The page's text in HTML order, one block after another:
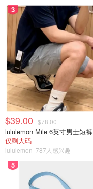
3
$39.00 $78.00
lululemon Mile 6英寸男士短裤
仅剩大码
lululemon 787人感兴趣
5